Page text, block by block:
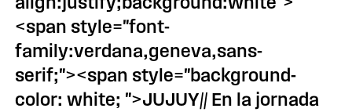
<span style="font-
family:verdana,geneva,sans-
serif;"><span style="background-
color: white; ">JUJUY// En la jornada